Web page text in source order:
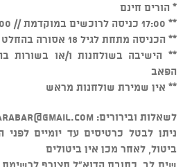
* הורים חינם
** 17:00 כניסה לרוכשים במוקדמת // 18:00 תחילת הצגה
** הכניסה מתחת לגיל 18 אסורה בהחלט
** הישיבה בשולחנות ו/או בשורות
הפאב
** אין שמירת שולחנות מראש
לשאלות ובירורים:
ביטול, לאחר מכן אין ביטולים
שים לב, כתובת הדוא"ל תצורף